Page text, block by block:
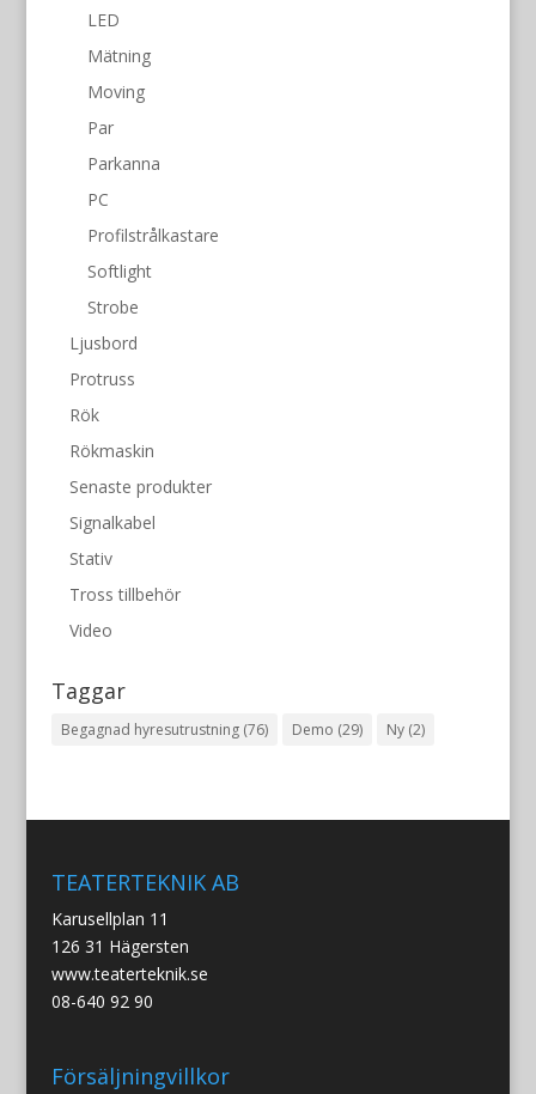
LED
Mätning
Moving
Par
Parkanna
PC
Profilstrålkastare
Softlight
Strobe
Ljusbord
Protruss
Rök
Rökmaskin
Senaste produkter
Signalkabel
Stativ
Tross tillbehör
Video
Taggar
Begagnad hyresutrustning(76) Demo (29) Ny(2)
TEATERTEKNIK AB
Karusellplan 11
126 31 Hägersten
www.teaterteknik.se
08-640 92 90
Försäljningvillkor